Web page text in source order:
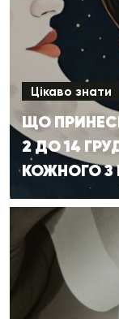
Цікаво знати
ЩО
2 ДО 14
КОЖНОГО З